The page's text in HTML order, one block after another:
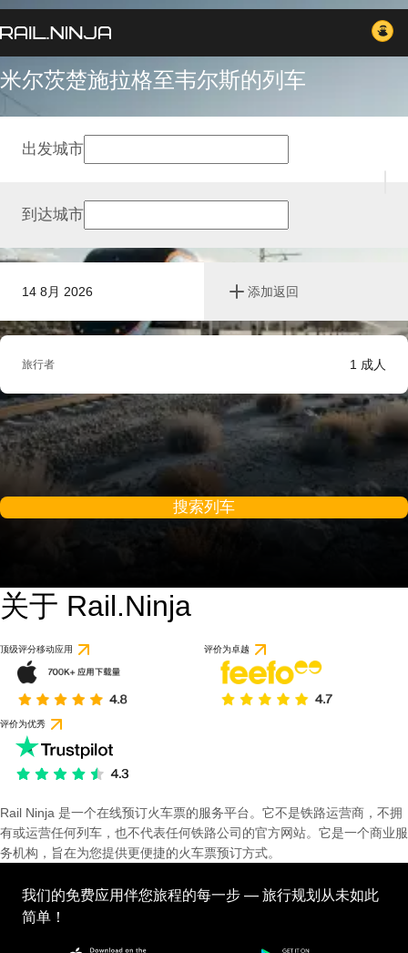
米尔茨楚施拉格至韦尔斯的列车
14 8月 2026 添加返回
出发城市
到达城市
旅行者 1 成人
搜索列车
关于 Rail.Ninja
顶级评分移动应用 评价为卓越
评价为优秀
Rail Ninja 是一个在线预订火车票的服务平台。它不是铁路运营商，不拥
有或运营任何列车，也不代表任何铁路公司的官方网站。它是一个商业服
务机构，旨在为您提供更便捷的火车票预订方式。
我们的免费应用伴您旅程的每一步 — 旅行规划从未如此
简单！